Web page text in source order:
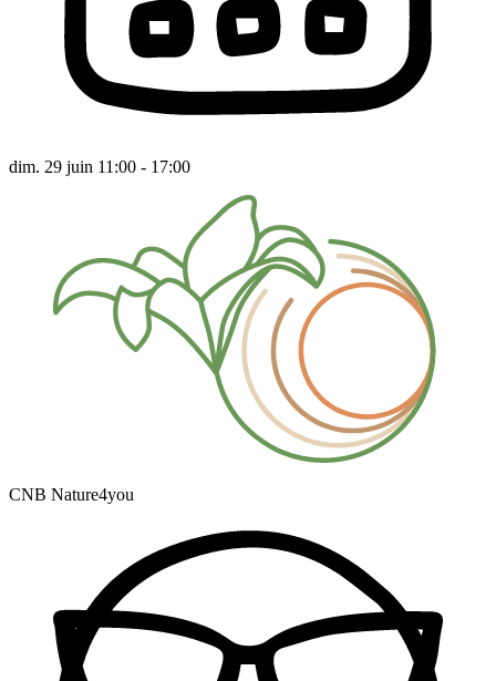
dim. 29 juin 11:00 - 17:00
CNB Nature4you